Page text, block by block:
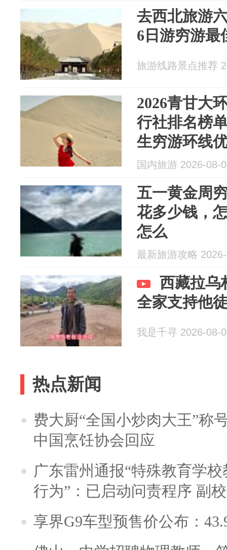
去西北旅游
6日游穷游最
旅游线路景点推荐
2026青甘大
行社排名榜
生穷游环线
国内旅游 2026-08-
五一黄金周
花多少钱，
怎么
最新旅游攻略
西藏拉乌
全家支持他
我是千寻 2026-08-
热点新闻
费大厨“全国小炒肉大王”称
中国烹饪协会回应
广东雷州通报“特殊教育学
行为”：已启动问责程序 副
享界G9车型预售价公布：